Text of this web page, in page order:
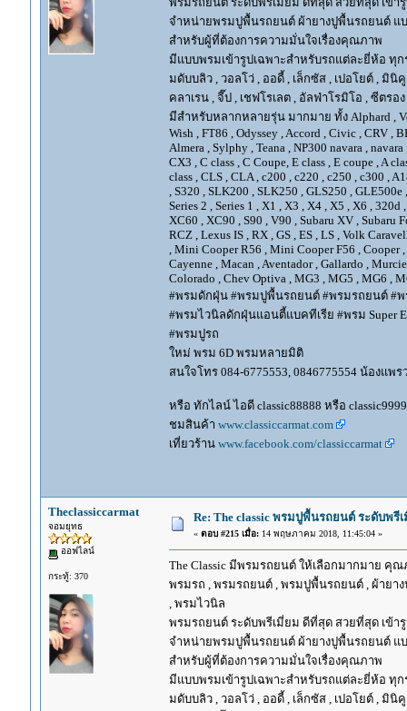
จำหน่ายพรมปูพื้นรถยนต์ ผ้ายางปูพื้นรถยนต์ แบบ
สำหรับผู้ที่ต้องการความมั่นใจเรื่องคุณภาพ
มีแบบพรมเข้ารูปเฉพาะสำหรับรถแต่ละยี่ห้อ ทุก
มดับบลิว , วอลโว่ , ออดี้ , เล็กซัส , เปอโยต์ , มินิ
คลาเรน , จี๊ป , เชฟโรเลต , อัลฟ่าโรมิโอ , ซีตร
มีสำหรับหลากหลายรุ่น มากมาย ทั้ง Alphard ,
Wish , FT86 , Odyssey , Accord , Civic , CRV ,
Almera , Sylphy , Teana , NP300 navara ,
CX3 , C class , C Coupe, E class , E coupe , A
class , CLS , CLA , c200 , c220 , c250 , c300 ,
, S320 , SLK200 , SLK250 , GLS250 , GLE500e
Series 2 , Series 1 , X1 , X3 , X4 , X5 , X6 ,
XC60 , XC90 , S90 , V90 , Subaru XV , Subaru
RCZ , Lexus IS , RX , GS , ES , LS , Volk
, Mini Cooper R56 , Mini Cooper F56 , Cooper
Cayenne , Macan , Aventador , Gallardo ,
Colorado , Chev Optiva , MG3 , MG5 , MG6 ,
#พรมดักฝุ่น #พรมปูพื้นรถยนต์ #พรมรถยนต์ #พ
#พรมไวนิลดักฝุ่นแอนตี้แบคทีเรีย #พรม Super
#พรมปูรถ
ใหม่ พรม 6D พรมหลายมิติ
สนใจโทร 084-6775553, 0846775554 น้องแพ
หรือ ทักไลน์ ไอดี classic88888 หรือ
ชมสินค้า www.classiccarmat.com
เที่ยวร้าน www.facebook.com/classiccarmat
Theclassiccarmat
จอมยุทธ
ออฟไลน์
กระทู้: 370
Re: The classic พรมปูพื้นรถยนต์ ระดับพรี
« ตอบ #215 เมื่อ:14 พฤษภาคม 2018, 11:45:04 »
The Classic มีพรมรถยนต์ ให้เลือกมากมาย คุ
พรมรถ , พรมรถยนต์ , พรมปูพื้นรถยนต์ , ผ้ายา
, พรมไวนิล
พรมรถยนต์ ระดับพรีเมี่ยม ดีที่สุด สวยที่สุด เข้ารู
จำหน่ายพรมปูพื้นรถยนต์ ผ้ายางปูพื้นรถยนต์ แบบ
สำหรับผู้ที่ต้องการความมั่นใจเรื่องคุณภาพ
มีแบบพรมเข้ารูปเฉพาะสำหรับรถแต่ละยี่ห้อ ทุก
มดับบลิว , วอลโว่ , ออดี้ , เล็กซัส , เปอโยต์ , มินิ